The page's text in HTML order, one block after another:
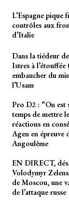
L’Espagne pique
contrôles aux
d’Italie
Dans la tiédeur
Istres à
embaucher du
l’Usam
Pro D2 : “On est
temps de mettre
réactions en
Agen en épreuve
Angoulême
EN DIRECT,
Volodymyr
de Moscou, une
de l’attaque russe